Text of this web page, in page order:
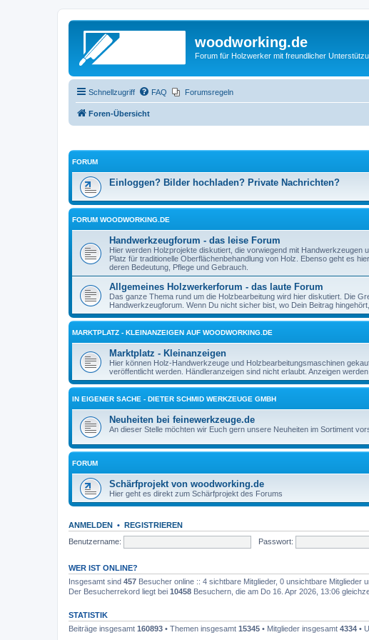
woodworking.de
Forum für Holzwerker mit freundlicher
Schnellzugriff FAQ Forumsregeln
Foren-Übersicht
FORUM
Einloggen? Bilder hochladen? Private Nachrichten?
FORUM WOODWORKING.DE
Handwerkzeugforum - das leise Forum
Hier werden Holzprojekte diskutiert, die vorwiegend mit Handwerkzeugen
Platz für traditionelle Oberflächenbehandlung von Holz. Ebenso geht es
deren Bedeutung, Pflege und Gebrauch.
Allgemeines Holzwerkerforum - das laute Forum
Das ganze Thema rund um die Holzbearbeitung wird hier diskutiert. Die
Handwerkzeugforum. Wenn Du nicht sicher bist, wo Dein Beitrag
MARKTPLATZ - KLEINANZEIGEN AUF WOODWORKING.DE
Marktplatz - Kleinanzeigen
Hier können Holz-Handwerkzeuge und Holzbearbeitungsmaschinen
veröffentlicht werden. Händleranzeigen sind nicht erlaubt. Anzeigen
IN EIGENER SACHE - DIETER SCHMID WERKZEUGE GMBH
Neuheiten bei feinewerkzeuge.de
An dieser Stelle möchten wir Euch gern unsere Neuheiten im Sortiment
FORUM
Schärfprojekt von woodworking.de
Hier geht es direkt zum Schärfprojekt des Forums
ANMELDEN • REGISTRIEREN
Benutzername:
Passwort:
WER IST ONLINE?
Insgesamt sind 457 Besucher online :: 4 sichtbare Mitglieder, 0 unsichtbare
Der Besucherrekord liegt bei 10458 Besuchern, die am Do 16. Apr 2026, 13:06
STATISTIK
Beiträge insgesamt 160893 • Themen insgesamt 15345 • Mitglieder insgesamt 4334 •